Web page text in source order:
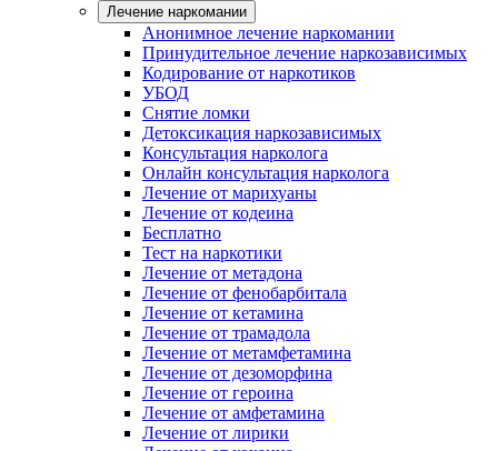
Лечение наркомании
Анонимное лечение наркомании
Принудительное лечение наркозависимых
Кодирование от наркотиков
УБОД
Снятие ломки
Детоксикация наркозависимых
Консультация нарколога
Онлайн консультация нарколога
Лечение от марихуаны
Лечение от кодеина
Бесплатно
Тест на наркотики
Лечение от метадона
Лечение от фенобарбитала
Лечение от кетамина
Лечение от трамадола
Лечение от метамфетамина
Лечение от дезоморфина
Лечение от героина
Лечение от амфетамина
Лечение от лирики